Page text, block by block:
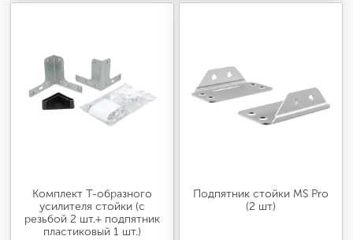
Комплект T-образного
усилителя стойки (с
резьбой 2 шт.+ подпятник
пластиковый 1 шт.)
Подпятник стойки MS Pro
(2 шт)